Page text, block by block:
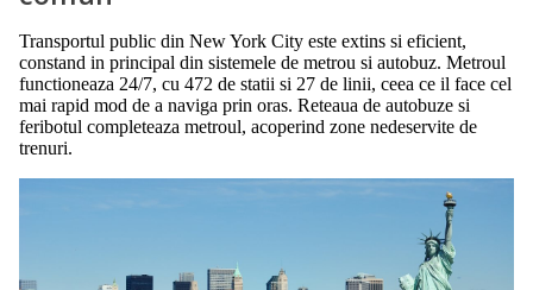
Transportul public din New York City este extins si eficient,
constand in principal din sistemele de metrou si autobuz. Metroul
functioneaza 24/7, cu 472 de statii si 27 de linii, ceea ce il face cel
mai rapid mod de a naviga prin oras. Reteaua de autobuze si
feribotul completeaza metroul, acoperind zone nedeservite de
trenuri.